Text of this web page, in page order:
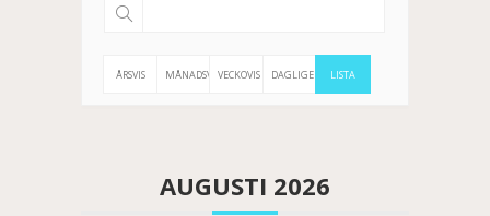
ÅRSVIS MÅNADSVISVECKOVIS DAGLIGEN LISTA
AUGUSTI 2026